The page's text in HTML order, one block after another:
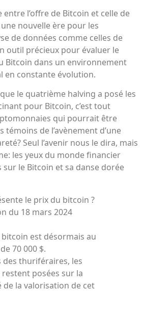
l’offre de Bitcoin et celle de
nouvelle ère pour les
de données comme celles de
outil précieux pour évaluer le
Bitcoin dans un environnement
en constante évolution.
le quatrième halving a posé les
pour Bitcoin, c’est tout
qui pourrait être
témoins de l’avènement d’une
Seul l’avenir nous le dira, mais
les yeux du monde financier
le Bitcoin et sa danse dorée
le prix du bitcoin ?
du 18 mars 2024
est désormais au
70 000 $.
des thuriféraires, les
posées sur la
la valorisation de cet